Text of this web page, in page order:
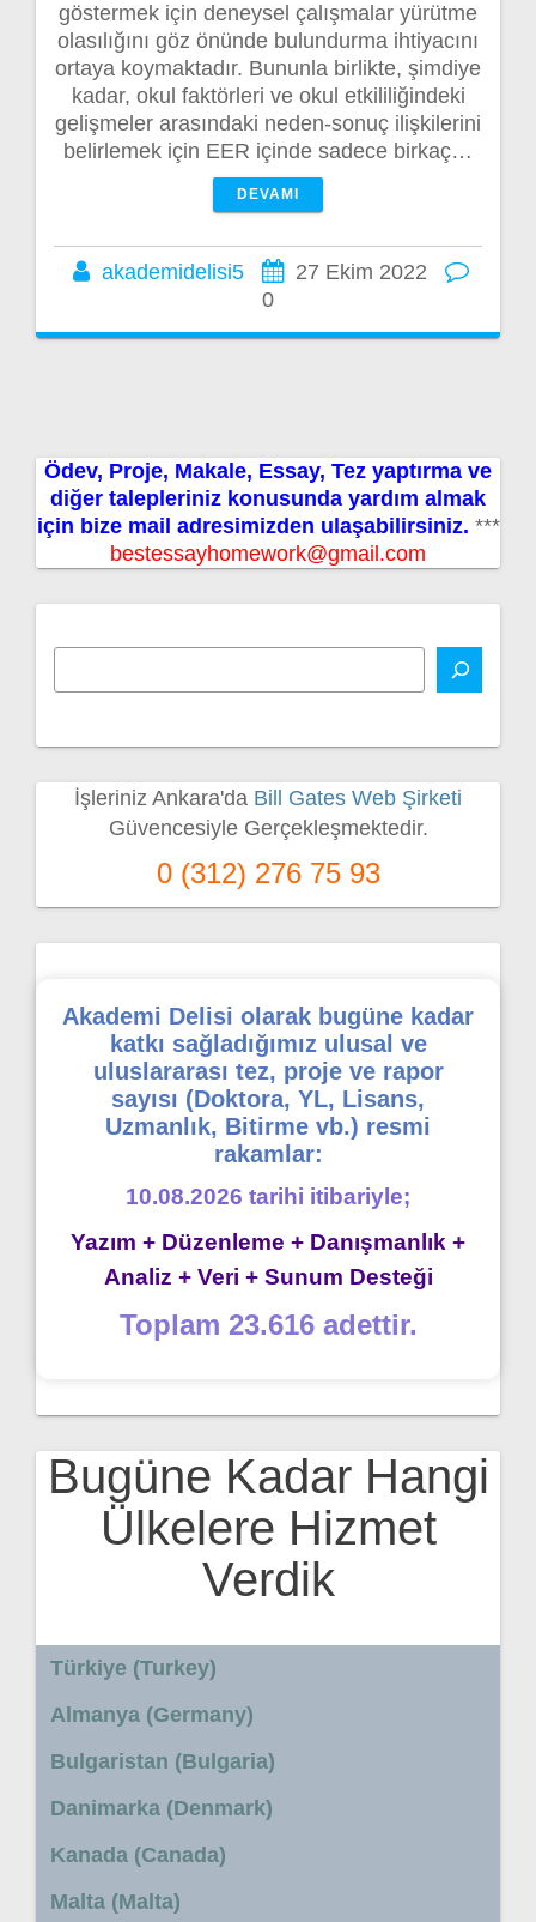
göstermek için deneysel çalışmalar yürütme
olasılığını göz önünde bulundurma ihtiyacını
ortaya koymaktadır. Bununla birlikte, şimdiye
kadar, okul faktörleri ve okul etkililiğindeki
gelişmeler arasındaki neden-sonuç ilişkilerini
belirlemek için EER içinde sadece birkaç…
DEVAMI
akademidelisi5
27 Ekim 2022
0
Ödev, Proje, Makale, Essay, Tez yaptırma ve
diğer talepleriniz konusunda yardım almak
için bize mail adresimizden ulaşabilirsiniz. ***
bestessayhomework@gmail.com
İşleriniz Ankara'da Bill Gates Web Şirketi
Güvencesiyle Gerçekleşmektedir.
0 (312) 276 75 93
Akademi Delisi olarak bugüne kadar
katkı sağladığımız ulusal ve
uluslararası tez, proje ve rapor
sayısı (Doktora, YL, Lisans,
Uzmanlık, Bitirme vb.) resmi
rakamlar:
10.08.2026 tarihi itibariyle;
Yazım + Düzenleme + Danışmanlık +
Analiz + Veri + Sunum Desteği
Toplam 23.616 adettir.
Bugüne Kadar Hangi
Ülkelere Hizmet
Verdik
Türkiye (Turkey)
Almanya (Germany)
Bulgaristan (Bulgaria)
Danimarka (Denmark)
Kanada (Canada)
Malta (Malta)